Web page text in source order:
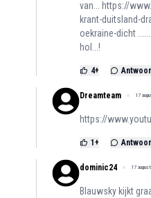
van... https://
krant-duitsland-
oekraine-dicht
hol...!
4+
Dreamteam 17
https://
1 +
dominic24 17
Blauwsky kijkt